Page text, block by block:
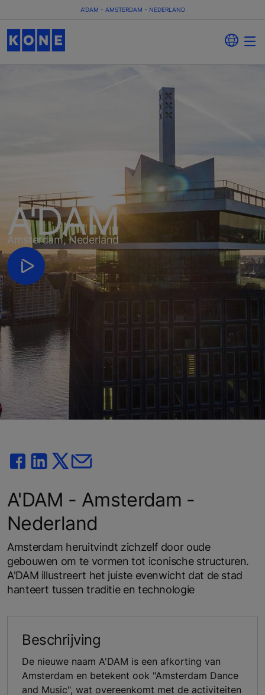
A'DAM - AMSTERDAM - NEDERLAND
A'DAM
Amsterdam, Nederland
A'DAM - Amsterdam -
Nederland
Amsterdam heruitvindt zichzelf door oude
gebouwen om te vormen tot iconische structuren.
A'DAM illustreert het juiste evenwicht dat de stad
hanteert tussen traditie en technologie
Beschrijving
De nieuwe naam A'DAM is een afkorting van
Amsterdam en betekent ook "Amsterdam Dance
and Music", wat overeenkomt met de activiteiten